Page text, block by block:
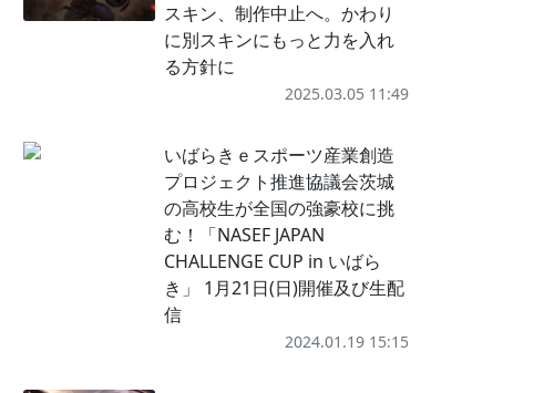
スキン、制作中止へ。かわり
に別スキンにもっと力を入れ
る方針に
2025.03.05 11:49
いばらきｅスポーツ産業創造
プロジェクト推進協議会茨城
の高校生が全国の強豪校に挑
む！「NASEF JAPAN
CHALLENGE CUP in いばら
き」 1月21日(日)開催及び生配
信
2024.01.19 15:15